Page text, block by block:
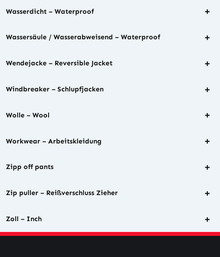
Wasserdicht – Waterproof +
Wassersäule / Wasserabweisend – Waterproof +
Wendejacke – Reversible Jacket +
Windbreaker – Schlupfjacken +
Wolle – Wool +
Workwear – Arbeitskleidung +
Zipp off pants +
Zip puller – Reißverschluss Zieher +
Zoll – Inch +